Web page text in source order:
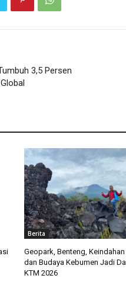
3,5 Persen
Berita
Geopark, Benteng,
dan Budaya Kebumen Jadi
KTM 2026